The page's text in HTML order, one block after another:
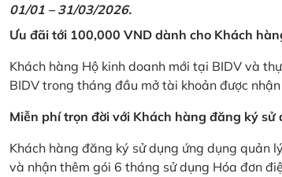
01/01 – 31/03/2026.
Ưu đãi tới 100,000 VND dành cho Khách
Khách hàng Hộ kinh doanh mới tại BIDV và
BIDV trong tháng đầu mở tài khoản được
Miễn phí trọn đời với Khách hàng đăng ký
Khách hàng đăng ký sử dụng ứng dụng quản
và nhận thêm gói 6 tháng sử dụng Hóa đơn